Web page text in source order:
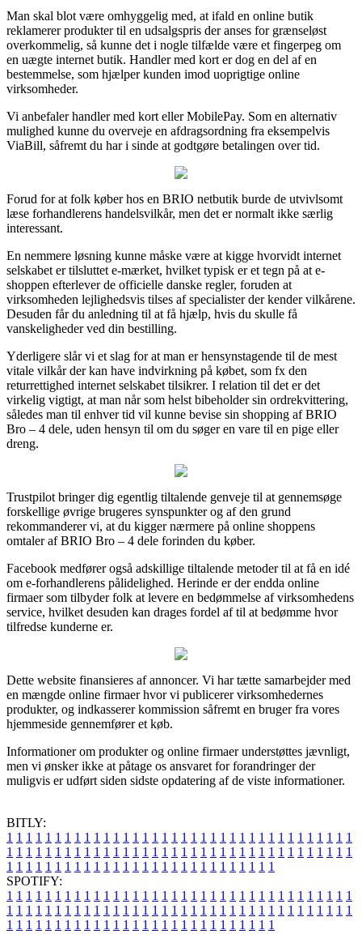
Man skal blot være omhyggelig med, at ifald en online butik
reklamerer produkter til en udsalgspris der anses for grænseløst
overkommelig, så kunne det i nogle tilfælde være et fingerpeg om
en uægte internet butik. Handler med kort er dog en del af en
bestemmelse, som hjælper kunden imod uoprigtige online
virksomheder.
Vi anbefaler handler med kort eller MobilePay. Som en alternativ
mulighed kunne du overveje en afdragsordning fra eksempelvis
ViaBill, såfremt du har i sinde at godtgøre betalingen over tid.
Forud for at folk køber hos en BRIO netbutik burde de utvivlsomt
læse forhandlerens handelsvilkår, men det er normalt ikke særlig
interessant.
En nemmere løsning kunne måske være at kigge hvorvidt internet
selskabet er tilsluttet e-mærket, hvilket typisk er et tegn på at e-
shoppen efterlever de officielle danske regler, foruden at
virksomheden lejlighedsvis tilses af specialister der kender vilkårene.
Desuden får du anledning til at få hjælp, hvis du skulle få
vanskeligheder ved din bestilling.
Yderligere slår vi et slag for at man er hensynstagende til de mest
vitale vilkår der kan have indvirkning på købet, som fx den
returrettighed internet selskabet tilsikrer. I relation til det er det
virkelig vigtigt, at man når som helst bibeholder sin ordrekvittering,
således man til enhver tid vil kunne bevise sin shopping af BRIO
Bro – 4 dele, uden hensyn til om du søger en vare til en pige eller
dreng.
Trustpilot bringer dig egentlig tiltalende genveje til at gennemsøge
forskellige øvrige brugeres synspunkter og af den grund
rekommanderer vi, at du kigger nærmere på online shoppens
omtaler af BRIO Bro – 4 dele forinden du køber.
Facebook medfører også adskillige tiltalende metoder til at få en idé
om e-forhandlerens pålidelighed. Herinde er der endda online
firmaer som tilbyder folk at levere en bedømmelse af virksomhedens
service, hvilket desuden kan drages fordel af til at bedømme hvor
tilfredse kunderne er.
Dette website finansieres af annoncer. Vi har tætte samarbejder med
en mængde online firmaer hvor vi publicerer virksomhedernes
produkter, og indkasserer kommission såfremt en bruger fra vores
hjemmeside gennemfører et køb.
Informationer om produkter og online firmaer understøttes jævnligt,
men vi ønsker ikke at påtage os ansvaret for forandringer der
muligvis er udført siden sidste opdatering af de viste informationer.
BITLY:
1 1 1 1 1 1 1 1 1 1 1 1 1 1 1 1 1 1 1 1 1 1 1 1 1 1 1 1 1 1 1 1 1 1 1 1
1 1 1 1 1 1 1 1 1 1 1 1 1 1 1 1 1 1 1 1 1 1 1 1 1 1 1 1 1 1 1 1 1 1 1 1
1 1 1 1 1 1 1 1 1 1 1 1 1 1 1 1 1 1 1 1 1 1 1 1 1 1 1 1
SPOTIFY:
1 1 1 1 1 1 1 1 1 1 1 1 1 1 1 1 1 1 1 1 1 1 1 1 1 1 1 1 1 1 1 1 1 1 1 1
1 1 1 1 1 1 1 1 1 1 1 1 1 1 1 1 1 1 1 1 1 1 1 1 1 1 1 1 1 1 1 1 1 1 1 1
1 1 1 1 1 1 1 1 1 1 1 1 1 1 1 1 1 1 1 1 1 1 1 1 1 1 1 1